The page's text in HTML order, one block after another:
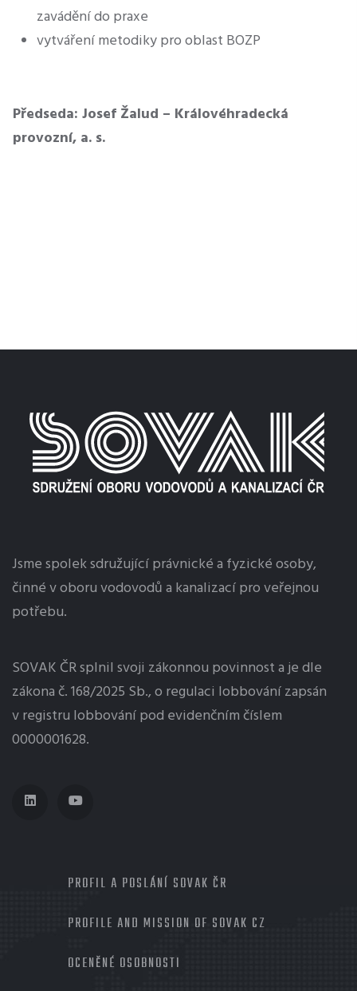
zavádění do praxe
vytváření metodiky pro oblast BOZP
Předseda: Josef Žalud – Královéhradecká
provozní, a. s.
Jsme spolek sdružující právnické a fyzické osoby,
činné v oboru vodovodů a kanalizací pro veřejnou
potřebu.
SOVAK ČR splnil svoji zákonnou povinnost a je dle
zákona č. 168/2025 Sb., o regulaci lobbovánízapsán
v registru lobbování pod evidenčním číslem
0000001628.
PROFIL A POSLÁNÍ SOVAK ČR
PROFILE AND MISSION OF SOVAK CZ
OCENĚNÉ OSOBNOSTI